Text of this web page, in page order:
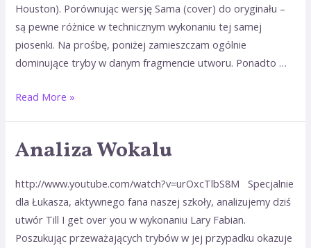
Houston). Porównując wersję Sama (cover) do oryginału –
są pewne różnice w technicznym wykonaniu tej samej
piosenki. Na prośbę, poniżej zamieszczam ogólnie
dominujące tryby w danym fragmencie utworu. Ponadto …
Read More »
Analiza Wokalu
http://www.youtube.com/watch?v=urOxcTlbS8M Specjalnie
dla Łukasza, aktywnego fana naszej szkoły, analizujemy dziś
utwór Till I get over you w wykonaniu Lary Fabian.
Poszukując przeważających trybów w jej przypadku okazuje
Analiza